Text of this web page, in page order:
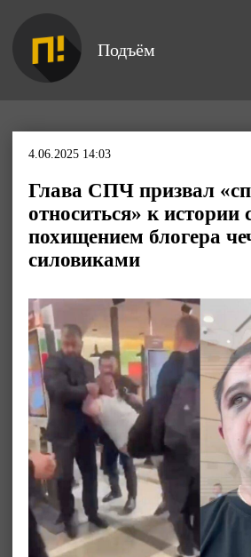
Подъём
4.06.2025 14:03
Глава СПЧ призвал
относиться» к истории
похищением блогера
силовиками